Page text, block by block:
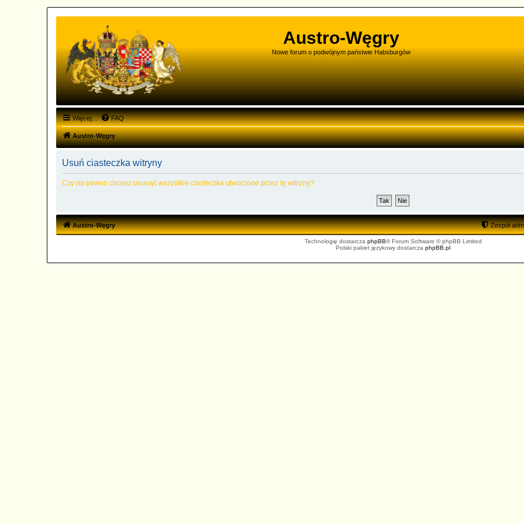
Austro-Węgry
Nowe forum o podwójnym państwie Habsburgów
Więcej… FAQ
Austro-Węgry
Usuń ciasteczka witryny
Czy na pewno chcesz usunąć wszystkie ciasteczka utworzone przez tę witrynę?
Austro-Węgry Zespół
Technologię dostarcza phpBB® Forum Software © phpBB Limited
Polski pakiet językowy dostarcza phpBB.pl